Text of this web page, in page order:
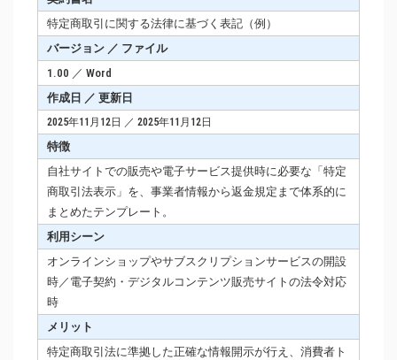
特定商取引に関する法律に基づく表記（例）
バージョン ／ ファイル
1.00 ／ Word
作成日 ／ 更新日
2025年11月12日 ／ 2025年11月12日
特徴
自社サイトでの販売や電子サービス提供時に必要な「特定
商取引法表示」を、事業者情報から返金規定まで体系的に
まとめたテンプレート。
利用シーン
オンラインショップやサブスクリプションサービスの開設
時／電子契約・デジタルコンテンツ販売サイトの法令対応
時
メリット
特定商取引法に準拠した正確な情報開示が行え、消費者ト